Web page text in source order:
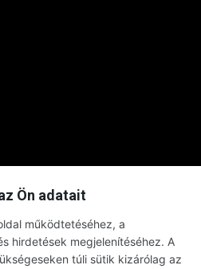
Ön adatait
működtetéséhez, a
hirdetések megjelenítéséhez. A
túli sütik kizárólag az